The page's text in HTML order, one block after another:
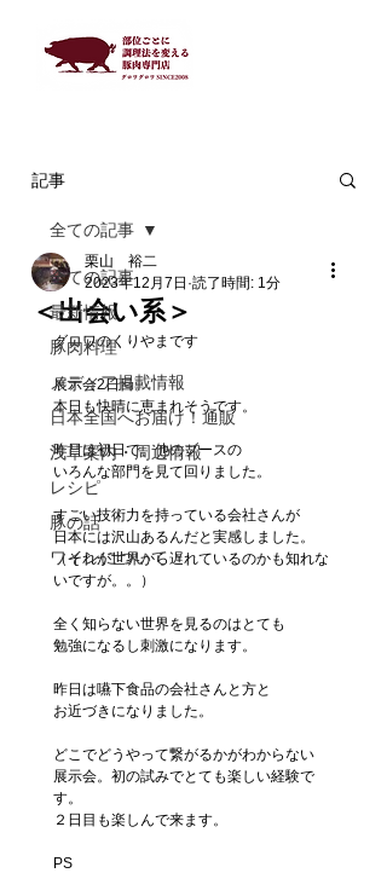
記事
全ての記事
最新情報
豚肉料理
メディア掲載情報
日本全国へお届け！通販
浅草案内・周辺情報
レシピ
豚の話
ワインについて
全ての記事
＜出会い系＞
栗山 裕二
2023年12月7日 読了時間: 1分
グロワのくりやまです
展示会2日目。
本日も快晴に恵まれそうです。
昨日は初日で、他のブースの
いろんな部門を見て回りました。
すごい技術力を持っている会社さんが
日本には沢山あるんだと実感しました。
（それが世界から遅れているのかも知れな
いですが。。）
全く知らない世界を見るのはとても
勉強になるし刺激になります。
昨日は嚥下食品の会社さんと方と
お近づきになりました。
どこでどうやって繋がるかがわからない
展示会。初の試みでとても楽しい経験で
す。
２日目も楽しんで来ます。
PS